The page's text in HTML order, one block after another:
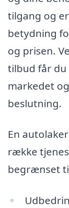
tilgang og
betydning
og prisen.
tilbud får
markedet
beslutning.
En
række
begrænset